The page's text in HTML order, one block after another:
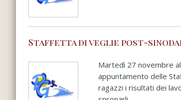
Staffetta di veglie post-
Martedì 27 novembre
appuntamento delle
ragazzi i risultati dei